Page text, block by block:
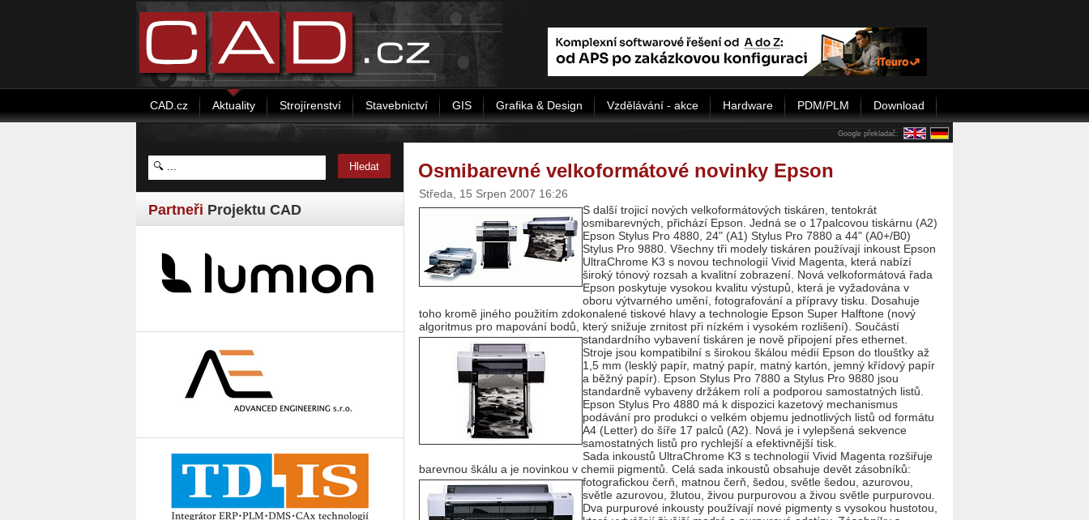
CAD.cz Aktuality Strojírenství Stavebnictví GIS Grafika & Design Vzdělávání - akce Hardware PDM/PLM Download
Google překladač:
Partneři Projektu CAD
Osmibarevné velkoformátové novinky Epson
Středa, 15 Srpen 2007 16:26
S další trojicí nových velkoformátových tiskáren, tentokrát
osmibarevných, přichází Epson. Jedná se o 17palcovou tiskárnu (A2)
Epson Stylus Pro 4880, 24" (A1) Stylus Pro 7880 a 44" (A0+/B0)
Stylus Pro 9880. Všechny tři modely tiskáren používají inkoust Epson
UltraChrome K3 s novou technologií Vivid Magenta, která nabízí
široký tónový rozsah a kvalitní zobrazení. Nová velkoformátová řada
Epson poskytuje vysokou kvalitu výstupů, která je vyžadována v
oboru výtvarného umění, fotografování a přípravy tisku. Dosahuje
toho kromě jiného použitím zdokonalené tiskové hlavy a technologie Epson Super Halftone (nový
algoritmus pro mapování bodů, který snižuje zrnitost při nízkém i vysokém rozlišení). Součástí
standardního vybavení tiskáren je nově připojení přes ethernet.
Stroje jsou kompatibilní s širokou škálou médií Epson do tloušťky až
1,5 mm (lesklý papír, matný papír, matný kartón, jemný křídový papír
a běžný papír). Epson Stylus Pro 7880 a Stylus Pro 9880 jsou
standardně vybaveny držákem rolí a podporou samostatných listů.
Epson Stylus Pro 4880 má k dispozici kazetový mechanismus
podávání pro produkci o velkém objemu jednotlivých listů od formátu
A4 (Letter) do šíře 17 palců (A2). Nová je i vylepšená sekvence
samostatných listů pro rychlejší a efektivnější tisk.
Sada inkoustů UltraChrome K3 s technologií Vivid Magenta rozšiřuje
barevnou škálu a je novinkou v chemii pigmentů. Celá sada inkoustů obsahuje devět zásobníků:
fotografickou čerň, matnou čerň, šedou, světle šedou, azurovou,
světle azurovou, žlutou, živou purpurovou a živou světle purpurovou.
Dva purpurové inkousty používají nové pigmenty s vysokou hustotou,